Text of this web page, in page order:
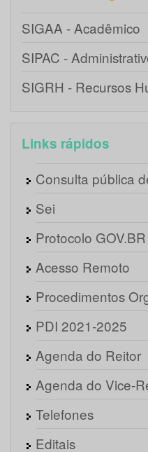
SIGAA - Acadêmico
SIPAC -
SIGRH - Recursos
Links rápidos
Consulta pública
Sei
Protocolo GOV.BR
Acesso Remoto
Procedimentos
PDI 2021-2025
Agenda do Reitor
Agenda do Vice-
Telefones
Editais